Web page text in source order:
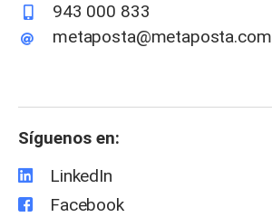
943 000 833
metaposta@metaposta.com
Síguenos en:
LinkedIn
Facebook